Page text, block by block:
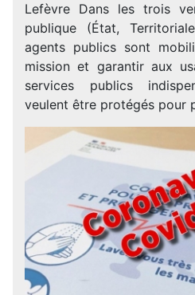
Lefèvre Dans les trois
publique (État,
agents publics sont
mission et garantir aux
services publics
veulent être protégés pour